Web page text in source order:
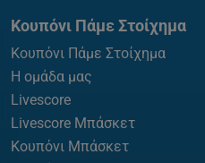
Κουπόνι Πάμε Στοίχημα
Κουπόνι Πάμε Στοίχημα
Η ομάδα μας
Livescore
Livescore Μπάσκετ
Κουπόνι Μπάσκετ